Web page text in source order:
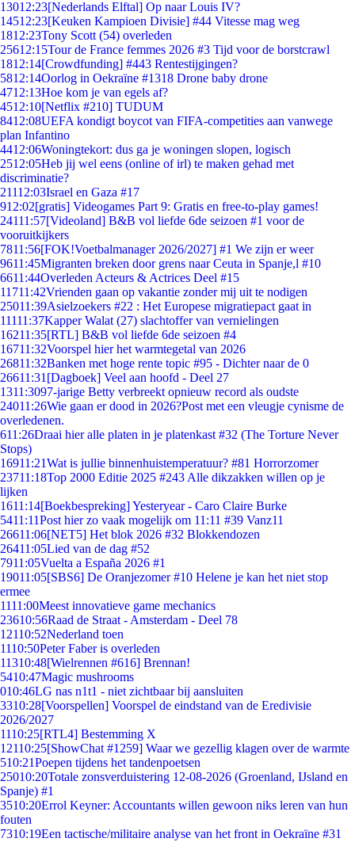
13012:23[Nederlands Elftal] Op naar Louis IV?
14512:23[Keuken Kampioen Divisie] #44 Vitesse mag weg
1812:23Tony Scott (54) overleden
25612:15Tour de France femmes 2026 #3 Tijd voor de borstcrawl
1812:14[Crowdfunding] #443 Rentestijgingen?
5812:14Oorlog in Oekraïne #1318 Drone baby drone
4712:13Hoe kom je van egels af?
4512:10[Netflix #210] TUDUM
8412:08UEFA kondigt boycot van FIFA-competities aan vanwege
plan Infantino
4412:06Woningtekort: dus ga je woningen slopen, logisch
2512:05Heb jij wel eens (online of irl) te maken gehad met
discriminatie?
21112:03Israel en Gaza #17
912:02[gratis] Videogames Part 9: Gratis en free-to-play games!
24111:57[Videoland] B&B vol liefde 6de seizoen #1 voor de
vooruitkijkers
7811:56[FOK!Voetbalmanager 2026/2027] #1 We zijn er weer
9611:45Migranten breken door grens naar Ceuta in Spanje,l #10
6611:44Overleden Acteurs & Actrices Deel #15
11711:42Vrienden gaan op vakantie zonder mij uit te nodigen
25011:39Asielzoekers #22 : Het Europese migratiepact gaat in
11111:37Kapper Walat (27) slachtoffer van vernielingen
16211:35[RTL] B&B vol liefde 6de seizoen #4
16711:32Voorspel hier het warmtegetal van 2026
26811:32Banken met hoge rente topic #95 - Dichter naar de 0
26611:31 [Dagboek] Veel aan hoofd - Deel 27
1311:3097-jarige Betty verbreekt opnieuw record als oudste
24011:26Wie gaan er dood in 2026?Post met een vleugje cynisme de
overledenen.
611:26Draai hier alle platen in je platenkast #32 (The Torture Never
Stops)
16911:21Wat is jullie binnenhuistemperatuur? #81 Horrorzomer
23711:18Top 2000 Editie 2025 #243 Alle dikzakken willen op je
lijken
1611:14[Boekbespreking] Yesteryear - Caro Claire Burke
5411:11Post hier zo vaak mogelijk om 11:11 #39 Vanz11
26611:06[NET5] Het blok 2026 #32 Blokkendozen
26411:05Lied van de dag #52
7911:05Vuelta a España 2026 #1
19011:05[SBS6] De Oranjezomer #10 Helene je kan het niet stop
ermee
1111:00Meest innovatieve game mechanics
23610:56Raad de Straat - Amsterdam - Deel 78
12110:52Nederland toen
1110:50Peter Faber is overleden
11310:48[Wielrennen #616] Brennan!
5410:47Magic mushrooms
010:46LG nas n1t1 - niet zichtbaar bij aansluiten
3310:28[Voorspellen] Voorspel de eindstand van de Eredivisie
2026/2027
1110:25[RTL4] Bestemming X
12110:25[ShowChat #1259] Waar we gezellig klagen over de warmte
510:21Poepen tijdens het tandenpoetsen
25010:20Totale zonsverduistering 12-08-2026 (Groenland, IJsland en
Spanje) #1
3510:20Errol Keyner: Accountants willen gewoon niks leren van hun
fouten
7310:19Een tactische/militaire analyse van het front in Oekraïne #31